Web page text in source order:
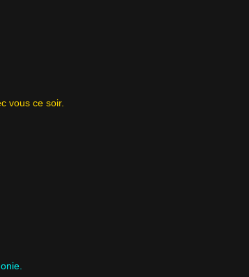
vous ce soir.